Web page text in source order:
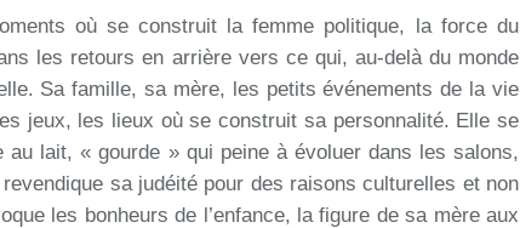
où se construit la femme politique, la force du
les retours en arrière vers ce qui, au-delà du monde
Sa famille, sa mère, les petits événements de la vie
jeux, les lieux où se construit sa personnalité. Elle se
au lait, « gourde » qui peine à évoluer dans les salons,
sa judéité pour des raisons culturelles et non
les bonheurs de l’enfance, la figure de sa mère aux